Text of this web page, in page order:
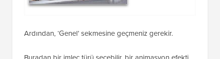
Ardından, ‘Genel’ sekmesine geçmeniz gerekir.